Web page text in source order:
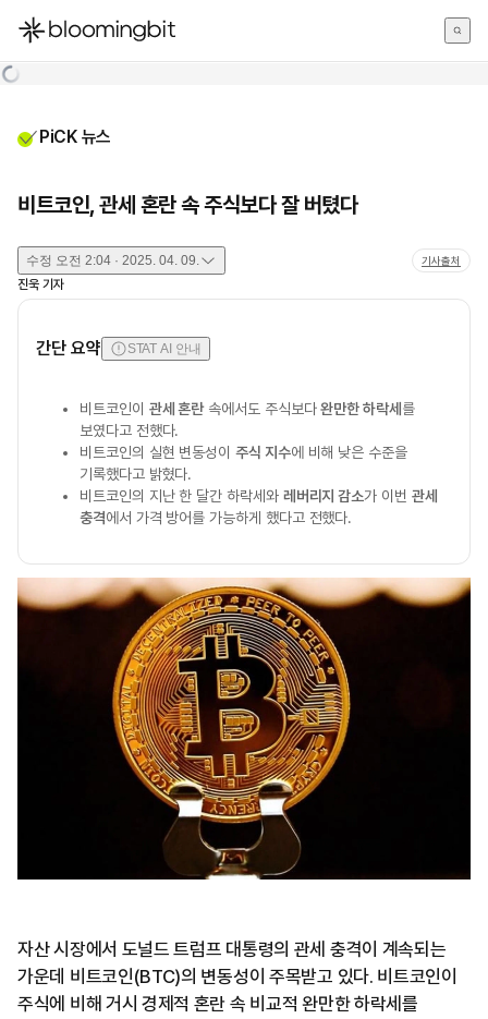
한국어
PiCK 뉴스
비트코인, 관세 혼란 속 주식보다 잘 버텼다
수정 오전 2:04 · 2025. 04. 09. 기사출처
진욱 기자
간단 요약 STAT AI 안내
비트코인이 관세 혼란속에서도 주식보다완만한 하락세 를
보였다고 전했다.
비트코인의 실현 변동성이주식 지수에 비해 낮은 수준을
기록했다고 밝혔다.
비트코인의 지난 한 달간 하락세와 레버리지 감소가 이번 관세
충격에서 가격 방어를 가능하게 했다고 전했다.
자산 시장에서 도널드 트럼프 대통령의 관세 충격이 계속되는
가운데 비트코인(BTC)의 변동성이 주목받고 있다. 비트코인이
주식에 비해 거시 경제적 혼란 속 비교적 완만한 하락세를